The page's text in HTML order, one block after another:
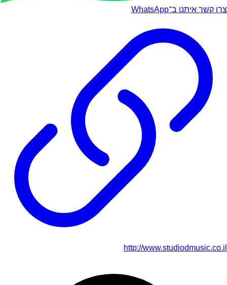
צרו קשר איתנו ב־WhatsApp
http://www.studiodmusic.co.il